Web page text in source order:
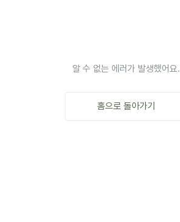
알 수 없는 에러가 발생했어요.
홈으로 돌아가기